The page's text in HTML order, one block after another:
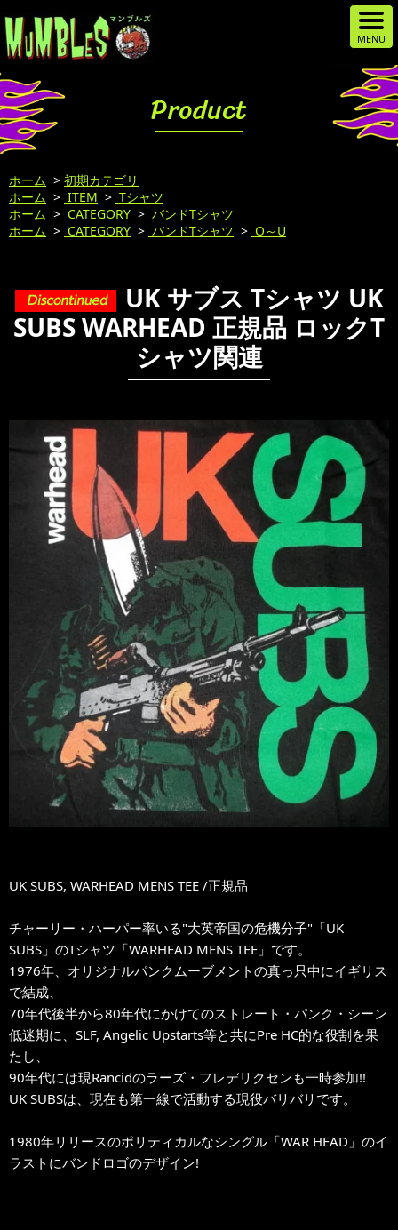
Product
ホーム > 初期カテゴリ
ホーム > ITEM > Tシャツ
ホーム > CATEGORY > バンドTシャツ
ホーム > CATEGORY > バンドTシャツ > O～U
UK サブス Tシャツ UK
SUBS WARHEAD 正規品 ロックT
シャツ関連
UK SUBS, WARHEAD MENS TEE /正規品
チャーリー・ハーパー率いる"大英帝国の危機分子"「UK
SUBS」のTシャツ「WARHEAD MENS TEE」です。
1976年、オリジナルパンクムーブメントの真っ只中にイギリス
で結成、
70年代後半から80年代にかけてのストレート・パンク・シーン
低迷期に、SLF, Angelic Upstarts等と共にPre HC的な役割を果
たし、
90年代には現Rancidのラーズ・フレデリクセンも一時参加!!
UK SUBSは、現在も第一線で活動する現役バリバリです。
1980年リリースのポリティカルなシングル「WAR HEAD」のイ
ラストにバンドロゴのデザイン!